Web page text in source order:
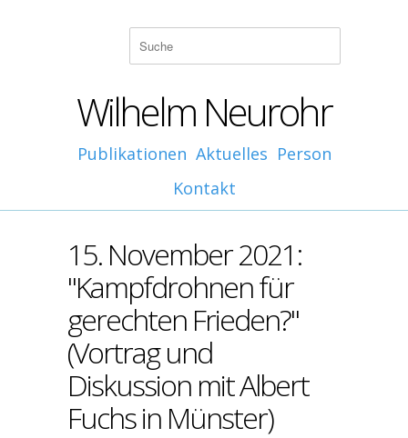
Wilhelm Neurohr
Publikationen Aktuelles Person
Kontakt
15. November 2021:
"Kampfdrohnen für
gerechten Frieden?"
(Vortrag und
Diskussion mit Albert
Fuchs in Münster)